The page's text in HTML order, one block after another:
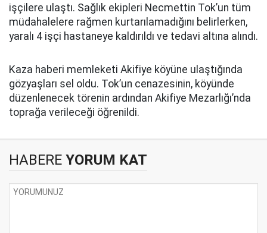
işçilere ulaştı. Sağlık ekipleri Necmettin Tok’un tüm
müdahalelere rağmen kurtarılamadığını belirlerken,
yaralı 4 işçi hastaneye kaldırıldı ve tedavi altına alındı.
Kaza haberi memleketi Akifiye köyüne ulaştığında
gözyaşları sel oldu. Tok’un cenazesinin, köyünde
düzenlenecek törenin ardından Akifiye Mezarlığı’nda
toprağa verileceği öğrenildi.
HABERE YORUM KAT